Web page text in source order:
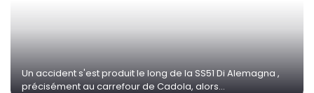
Un accident s'est produit le long de la SS51 Di Alemagna ,
précisément au carrefour de Cadola, alors...